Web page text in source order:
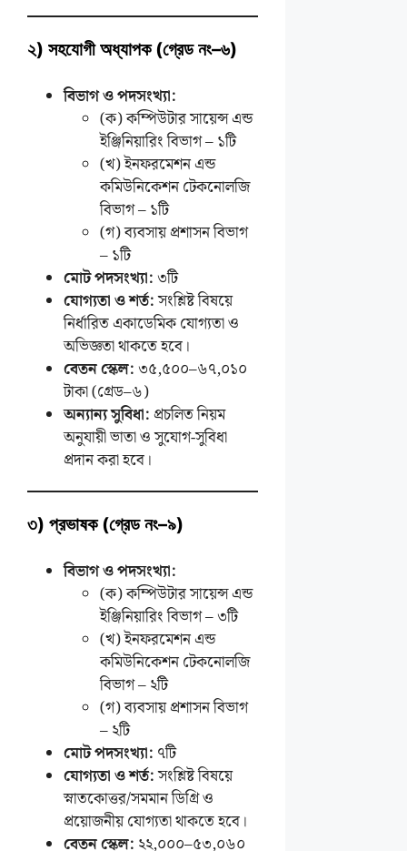
২) সহযোগী অধ্যাপক (গ্রেড নং–৬)
বিভাগ ও পদসংখ্যা:
(ক) কম্পিউটার সায়েন্স এন্ড
ইঞ্জিনিয়ারিং বিভাগ – ১টি
(খ) ইনফরমেশন এন্ড
কমিউনিকেশন টেকনোলজি
বিভাগ – ১টি
(গ) ব্যবসায় প্রশাসন বিভাগ
– ১টি
মোট পদসংখ্যা:৩টি
যোগ্যতা ও শর্ত:সংশ্লিষ্ট বিষয়ে
নির্ধারিত একাডেমিক যোগ্যতা ও
অভিজ্ঞতা থাকতে হবে।
বেতন স্কেল:৩৫,৫০০–৬৭,০১০
টাকা (গ্রেড–৬)
অন্যান্য সুবিধা:প্রচলিত নিয়ম
অনুযায়ী ভাতা ও সুযোগ-সুবিধা
প্রদান করা হবে।
৩) প্রভাষক (গ্রেড নং–৯)
বিভাগ ও পদসংখ্যা:
(ক) কম্পিউটার সায়েন্স এন্ড
ইঞ্জিনিয়ারিং বিভাগ – ৩টি
(খ) ইনফরমেশন এন্ড
কমিউনিকেশন টেকনোলজি
বিভাগ – ২টি
(গ) ব্যবসায় প্রশাসন বিভাগ
– ২টি
মোট পদসংখ্যা: ৭টি
যোগ্যতা ও শর্ত:সংশ্লিষ্ট বিষয়ে
স্নাতকোত্তর/সমমান ডিগ্রি ও
প্রয়োজনীয় যোগ্যতা থাকতে হবে।
বেতন স্কেল: ২২,০০০–৫৩,০৬০